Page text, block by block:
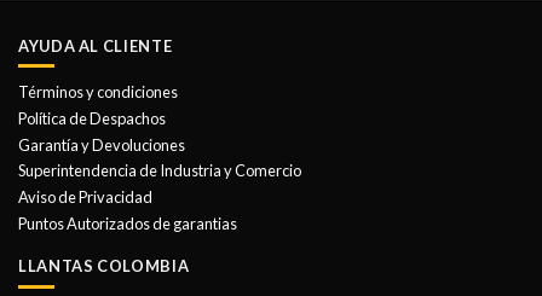
AYUDA AL CLIENTE
Términos y condiciones
Política de Despachos
Garantía y Devoluciones
Superintendencia de Industria y Comercio
Aviso de Privacidad
Puntos Autorizados de garantias
LLANTAS COLOMBIA